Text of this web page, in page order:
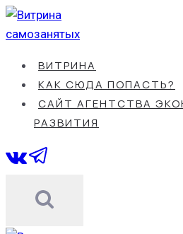
Перейти
к
ВИТРИНА
КАК СЮДА ПОПАСТЬ?
САЙТ АГЕНТСТВА
РАЗВИТИЯ